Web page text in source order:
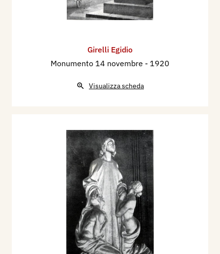
Girelli Egidio
Monumento 14 novembre - 1920
Visualizza scheda